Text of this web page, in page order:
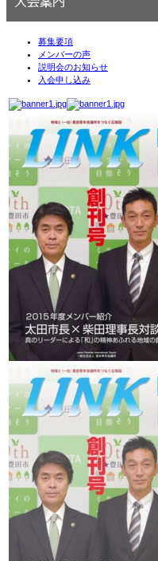
募集要項
メンバーの声
説明会のお知らせ
入会申し込み